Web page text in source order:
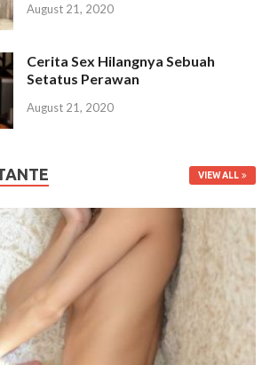
August 21, 2020
Cerita Sex Hilangnya Sebuah
Setatus Perawan
August 21, 2020
VIEW ALL